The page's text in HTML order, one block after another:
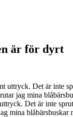
är för dyrt
Det är inte
mina blåbärsbuskar